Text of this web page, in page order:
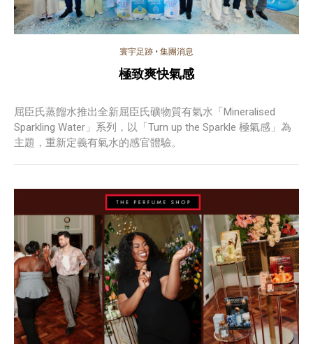
寰宇足跡 • 集團消息
極致爽快氣感
屈臣氏蒸餾水推出全新屈臣氏礦物質有氣水「Mineralised
Sparkling Water」系列，以「Turn up the Sparkle 極氣感」為
主題，重新定義有氣水的感官體驗。